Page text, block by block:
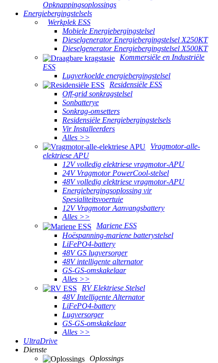
Opknappingsoplossings
Energiebergingstelsels
Werkplek ESS
Mobiele Energiebergingstelsel
Dieselgenerator Energiebergingstelsel X250KT
Dieselgenerator Energiebergingstelsel X500KT
Kommersiële en Industriële
ESS
Lugverkoelde energiebergingstelsel
Residensiële ESS
Off-grid sonkragstelsel
Sonbatterye
Sonkrag-omsetters
Residensiële Energiebergingstelsels
Vir Installeerders
Alles >>
Vragmotor-alle-
elektriese APU
12V volledig elektriese vragmotor-APU
24V Vragmotor PowerCool-stelsel
48V volledig elektriese vragmotor-APU
Energiebergingsoplossing vir
Spesialiteitsvoertuie
12V Vragmotor Aanvangsbattery
Alles >>
Mariene ESS
Hoëspanning-mariene batterystelsel
LiFePO4-battery
48V GS lugversorger
48V intelligente alternator
GS-GS-omskakelaar
Alles >>
RV Elektriese Stelsel
48V Intelligente Alternator
LiFePO4-battery
Lugversorger
GS-GS-omskakelaar
Alles >>
UltraDrive
Dienste
Oplossings